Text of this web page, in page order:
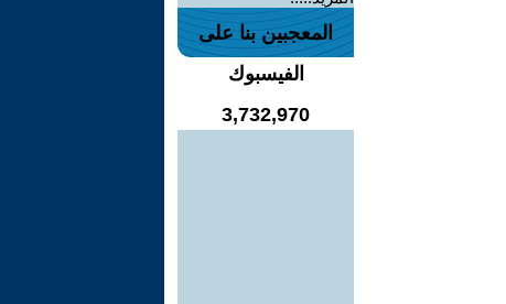
المعجبين بنا على
الفيسبوك
3,732,970